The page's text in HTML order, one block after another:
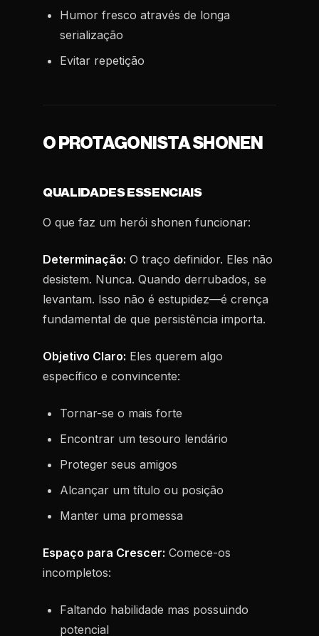
Humor fresco através de longa
serialização
Evitar repetição
O PROTAGONISTA SHONEN
QUALIDADES ESSENCIAIS
O que faz um herói shonen funcionar:
Determinação: O traço definidor. Eles não
desistem. Nunca. Quando derrubados, se
levantam. Isso não é estupidez—é crença
fundamental de que persistência importa.
Objetivo Claro: Eles querem algo
específico e convincente:
Tornar-se o mais forte
Encontrar um tesouro lendário
Proteger seus amigos
Alcançar um título ou posição
Manter uma promessa
Espaço para Crescer: Comece-os
incompletos:
Faltando habilidade mas possuindo
potencial